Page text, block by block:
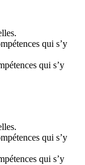
qui s’y
qui s’y
qui s’y
qui s’y